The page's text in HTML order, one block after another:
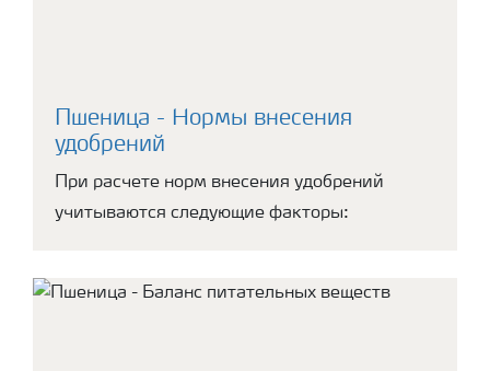
Пшеница - Нормы внесения
удобрений
При расчете норм внесения удобрений
учитываются следующие факторы: